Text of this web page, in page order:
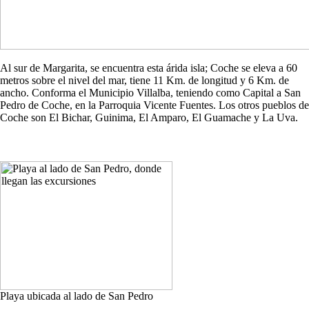
Al sur de Margarita, se encuentra esta árida isla; Coche se eleva a 60
metros sobre el nivel del mar, tiene 11 Km. de longitud y 6 Km. de
ancho. Conforma el Municipio Villalba, teniendo como Capital a San
Pedro de Coche, en la Parroquia Vicente Fuentes. Los otros pueblos de
Coche son El Bichar, Guinima, El Amparo, El Guamache y La Uva.
Playa ubicada al lado de San Pedro